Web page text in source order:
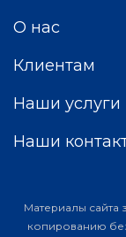
О нас
Клиентам
Наши услуги
Наши
Материалы
копированию